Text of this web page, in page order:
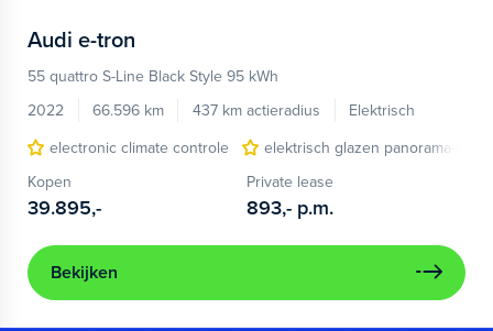
Audi e-tron
55 quattro S-Line Black Style 95 kWh
2022
66.596 km 437 km actieradius
Elektrisch
electronic climate controle
elektrisch glazen panorama-dak
Kopen
39.895,-
Private lease
893,- p.m.
Bekijken